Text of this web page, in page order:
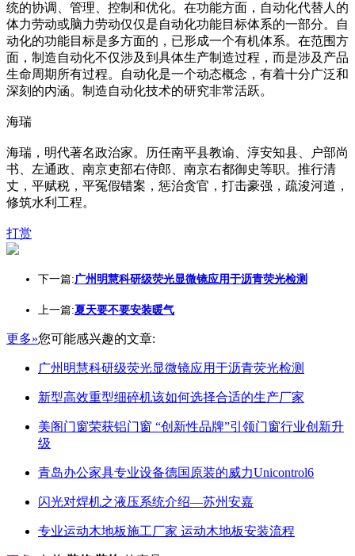
统的协调、管理、控制和优化。在功能方面，自动化代替人的
体力劳动或脑力劳动仅仅是自动化功能目标体系的一部分。自
动化的功能目标是多方面的，已形成一个有机体系。在范围方
面，制造自动化不仅涉及到具体生产制造过程，而是涉及产品
生命周期所有过程。自动化是一个动态概念，有着十分广泛和
深刻的内涵。制造自动化技术的研究非常活跃。
海瑞
海瑞，明代著名政治家。历任南平县教谕、淳安知县、户部尚
书、左通政、南京吏部右侍郎、南京右都御史等职。推行清
丈，平赋税，平冤假错案，惩治贪官，打击豪强，疏浚河道，
修筑水利工程。
打赏
下一篇:广州明慧科研级荧光显微镜应用于沥青荧光检测
上一篇:夏天要不要安装暖气
更多»您可能感兴趣的文章:
广州明慧科研级荧光显微镜应用于沥青荧光检测
新型高效重型细碎机该如何选择合适的生产厂家
美阁门窗荣获铝门窗 “创新性品牌”引领门窗行业创新升
级
青岛办公家具专业设备德国原装的威力Unicontrol6
闪光对焊机之液压系统介绍—苏州安嘉
专业运动木地板施工厂家 运动木地板安装流程